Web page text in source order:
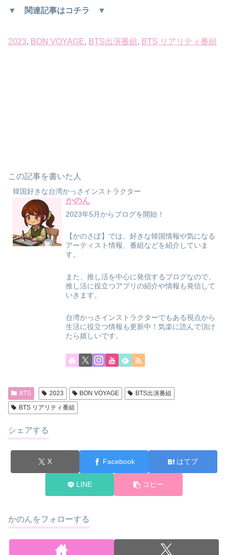
▼ 関連記事はコチラ ▼
2023, BON VOYAGE, BTS出演番組 , BTS リアリティ番組
この記事を書いた人
韓国好きな台湾かっさインストラクター
かのん
2023年5月からブログを開始！
【かのさぽ】では、好きな韓国情報や気になる
アーティスト情報、番組などを紹介していま
す。
また、推し活を中心に発信するブログなので、
推し活に役立つアプリの紹介や情報も発信して
いきます。
台湾かっさインストラクターでもある視点から
生活に役立つ情報も更新中！気楽に読んで頂け
たら嬉しいです。
BTS 2023 BON VOYAGE
BTS出演番組
BTS リアリティ番組
シェアする
X Facebook はてブ
LINE コピー
かのんをフォローする